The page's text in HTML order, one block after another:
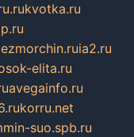
kvotka.ru
ia2.ru
elita.ru
avegainfo.ru
korru.net
suo.spb.ru